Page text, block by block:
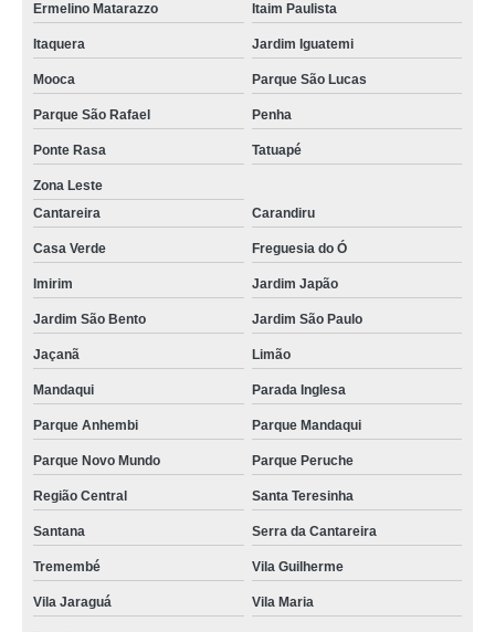
Ermelino Matarazzo Itaim Paulista
Itaquera Jardim Iguatemi
Mooca Parque São Lucas
Parque São Rafael Penha
Ponte Rasa Tatuapé
Zona Leste
Cantareira
Carandiru
Casa Verde Freguesia do Ó
Imirim Jardim Japão
Jardim São Bento Jardim São Paulo
Jaçanã Limão
Mandaqui Parada Inglesa
Parque Anhembi Parque Mandaqui
Parque Novo Mundo Parque Peruche
Região Central Santa Teresinha
Santana Serra da Cantareira
Tremembé Vila Guilherme
Vila Jaraguá Vila Maria